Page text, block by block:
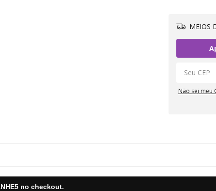
MEIOS
Não sei meu
no checkout.